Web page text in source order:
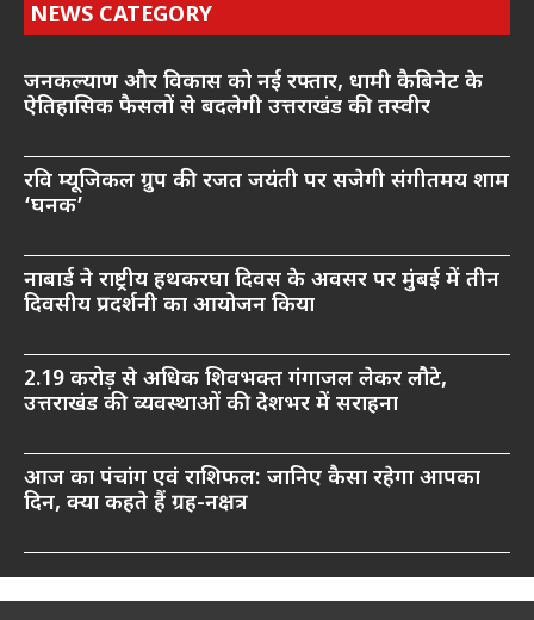
NEWS CATEGORY
जनकल्याण और विकास को नई रफ्तार, धामी कैबिनेट के
ऐतिहासिक फैसलों से बदलेगी उत्तराखंड की तस्वीर
रवि म्यूजिकल ग्रुप की रजत जयंती पर सजेगी संगीतमय शाम
‘घनक’
नाबार्ड ने राष्ट्रीय हथकरघा दिवस के अवसर पर मुंबई में तीन
दिवसीय प्रदर्शनी का आयोजन किया
2.19 करोड़ से अधिक शिवभक्त गंगाजल लेकर लौटे,
उत्तराखंड की व्यवस्थाओं की देशभर में सराहना
आज का पंचांग एवं राशिफल: जानिए कैसा रहेगा आपका
दिन, क्या कहते हैं ग्रह-नक्षत्र